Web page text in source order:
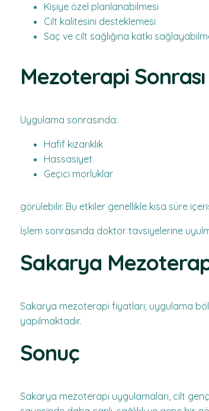
Kişiye özel planlanabilmesi
Cilt kalitesini desteklemesi
Saç ve cilt sağlığına katkı
Mezoterapi
Uygulama sonrasında:
Hafif kızarıklık
Hassasiyet
Geçici morluklar
görülebilir. Bu etkiler genellikle kısa süre
İşlem sonrasında doktor tavsiyelerine
Sakarya
Sakarya mezoterapi fiyatları; uygulama
yapılmaktadır.
Sonuç
Sakarya mezoterapi uygulamaları, cilt